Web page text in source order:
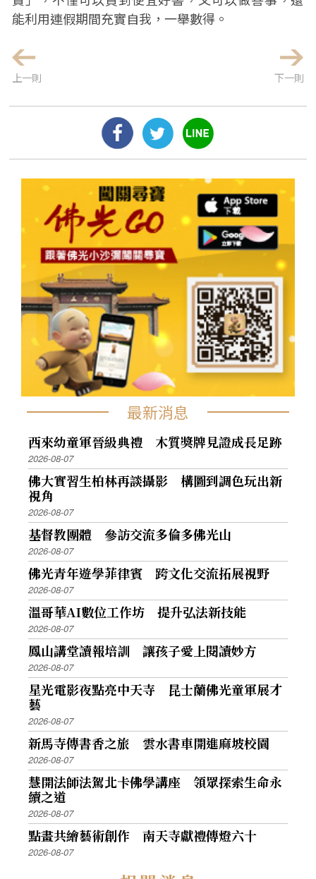
能利用連假期間充實自我，一舉數得。
上一則 下一則
最新消息
西來幼童軍晉級典禮 木質獎牌見證成長足跡
2026-08-07
佛大實習生柏林再談攝影 構圖到調色玩出新
視角
2026-08-07
基督教團體 參訪交流多倫多佛光山
2026-08-07
佛光青年遊學菲律賓 跨文化交流拓展視野
2026-08-07
溫哥華AI數位工作坊 提升弘法新技能
2026-08-07
鳳山講堂讀報培訓 讓孩子愛上閱讀妙方
2026-08-07
星光電影夜點亮中天寺 昆士蘭佛光童軍展才
藝
2026-08-07
新馬寺傳書香之旅 雲水書車開進麻坡校園
2026-08-07
慧開法師法駕北卡佛學講座 領眾探索生命永
續之道
2026-08-07
點畫共繪藝術創作 南天寺獻禮傳燈六十
2026-08-07